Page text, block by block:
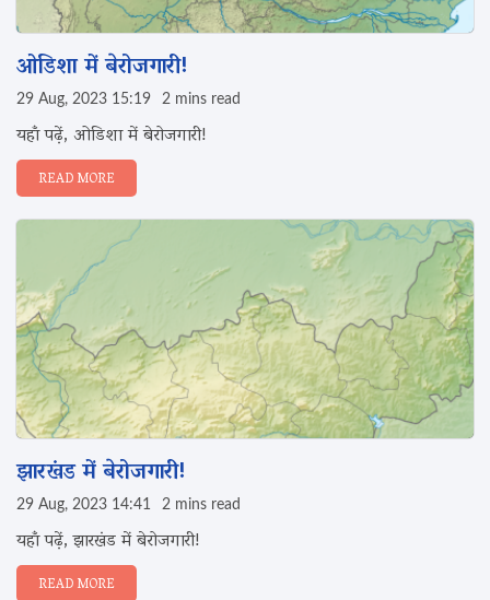
ओडिशा में बेरोजगारी!
29 Aug, 2023 15:19 2 mins read
यहाँ पढ़ें, ओडिशा में बेरोजगारी!
READ MORE
झारखंड में बेरोजगारी!
29 Aug, 2023 14:41 2 mins read
यहाँ पढ़ें, झारखंड में बेरोजगारी!
READ MORE